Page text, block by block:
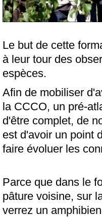
Le but de cette
à leur tour des
espèces.
Afin de mobiliser
la CCCO, un pré-
d'être complet, de
est d'avoir un point
faire évoluer les
Parce que dans le
pâture voisine, sur
verrez un